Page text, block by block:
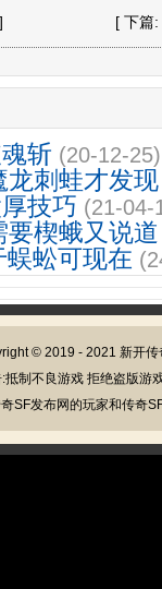
] [ 下篇:
斩 (20-12-25)
龙刺蛙才发现
技巧 (21-04-
楔蛾又说道
蚣可现在
© 2019 - 2021 新开传
抵制不良游戏 拒绝盗版游
SF发布网的玩家和传奇